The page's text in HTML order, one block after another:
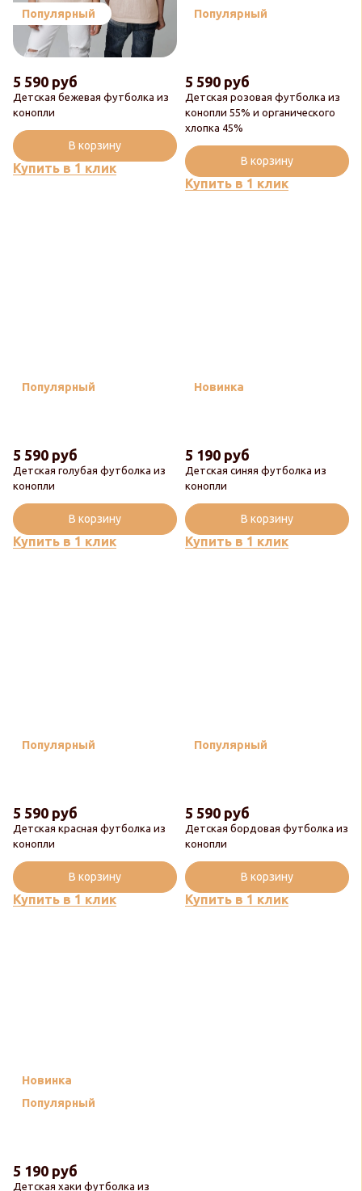
Популярный
Детская бежевая футболка из
конопли
5 590 руб
Купить в 1 клик
В корзину
Популярный
Детская розовая футболка из
конопли 55% и органического
хлопка 45%
5 590 руб
Купить в 1 клик
В корзину
Популярный
Детская голубая футболка из
конопли
5 590 руб
Купить в 1 клик
В корзину
Новинка
Детская синяя футболка из
конопли
5 190 руб
Купить в 1 клик
В корзину
Популярный
Детская красная футболка из
конопли
5 590 руб
Купить в 1 клик
В корзину
Популярный
Детская бордовая футболка из
конопли
5 590 руб
Купить в 1 клик
В корзину
Новинка
Популярный
Детская хаки футболка из
5 190 руб